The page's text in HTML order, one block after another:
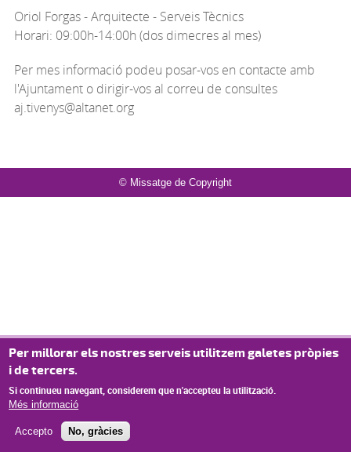
Oriol Forgas - Arquitecte - Serveis Tècnics
Horari: 09:00h-14:00h (dos dimecres al mes)
Per mes informació podeu posar-vos en contacte amb
l'Ajuntament o dirigir-vos al correu de consultes
aj.tivenys@altanet.org
© Missatge de Copyright
Per millorar els nostres serveis utilitzem galetes pròpies
i de tercers.
Si continueu navegant, considerem que n'accepteu la utilització.
Més informació
Accepto No, gràcies